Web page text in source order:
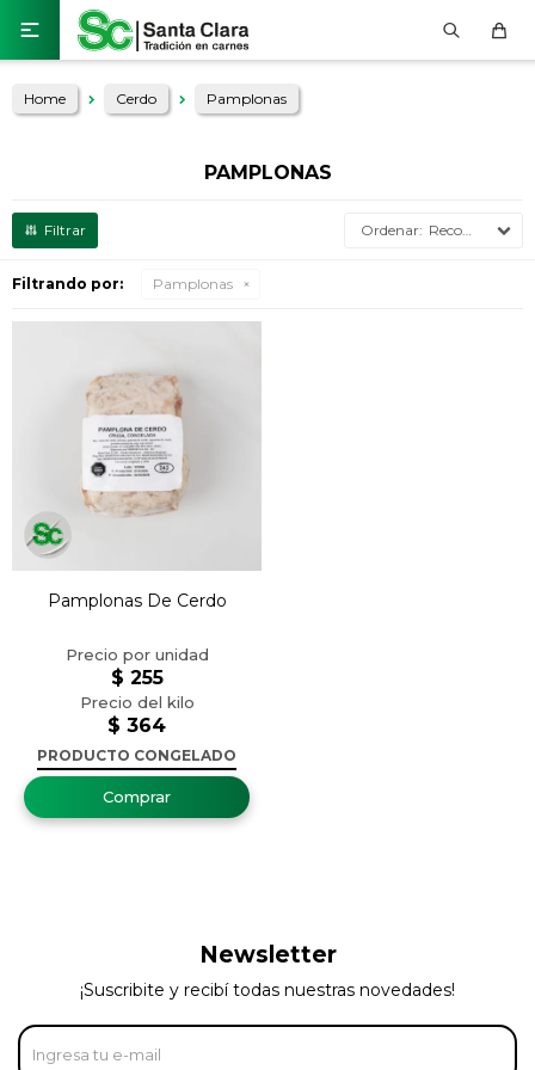

Home Cerdo Pamplonas
PAMPLONAS
Recomendados
Filtrando por: Pamplonas
Pamplonas De Cerdo
$ 364
$ 255
PRODUCTO CONGELADO
Newsletter
¡Suscribite y recibí todas nuestras novedades!